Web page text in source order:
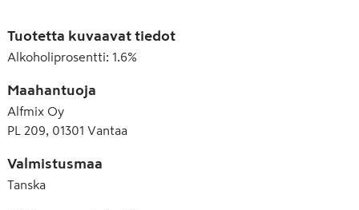
Tuotetta kuvaavat tiedot
Alkoholiprosentti: 1.6%
Maahantuoja
Alfmix Oy
PL 209, 01301 Vantaa
Valmistusmaa
Tanska